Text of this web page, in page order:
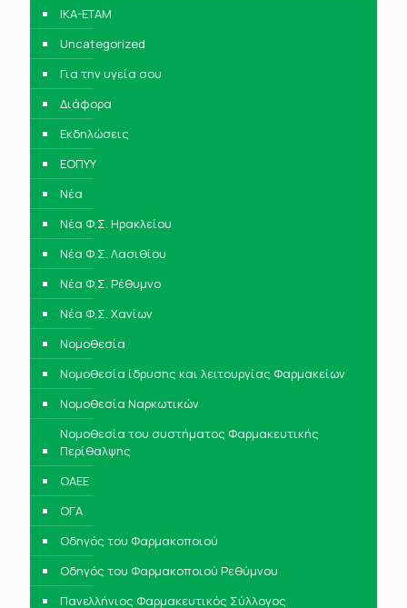
IKA-ETAM
Uncategorized
Για την υγεία σου
Διάφορα
Εκδηλώσεις
ΕΟΠΥΥ
Νέα
Νέα Φ.Σ. Ηρακλείου
Νέα Φ.Σ. Λασιθίου
Νέα Φ.Σ. Ρέθυμνο
Νέα Φ.Σ. Χανίων
Νομοθεσία
Νομοθεσία ίδρυσης και λειτουργίας Φαρμακείων
Νομοθεσία Ναρκωτικών
Νομοθεσία του συστήματος Φαρμακευτικής
Περίθαλψης
ΟΑΕΕ
ΟΓΑ
Οδηγός του Φαρμακοποιού
Οδηγός του Φαρμακοποιού Ρεθύμνου
Πανελλήνιος Φαρμακευτικός Σύλλογος